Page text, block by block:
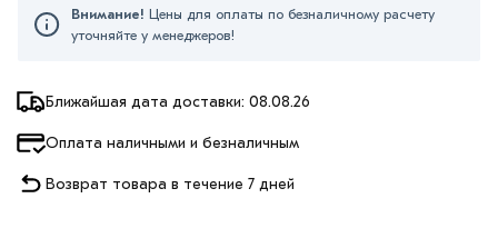
Ближайшая дата доставки: 08.08.26
Оплата наличными и безналичным
Возврат товара в течение 7 дней
Внимание! Цены для оплаты по безналичному расчету
уточняйте у менеджеров!